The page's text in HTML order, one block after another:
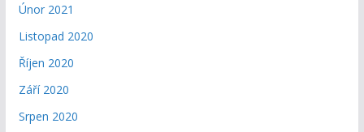
Únor 2021
Listopad 2020
Říjen 2020
Září 2020
Srpen 2020